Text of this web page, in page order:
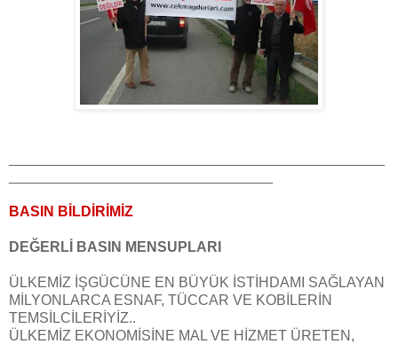
BASIN BİLDİRİMİZ
DEĞERLİ BASIN MENSUPLARI
ÜLKEMİZ İŞGÜCÜNE EN BÜYÜK İSTİHDAMI SAĞLAYAN
MİLYONLARCA ESNAF, TÜCCAR VE KOBİLERİN
TEMSİLCİLERİYİZ..
ÜLKEMİZ EKONOMİSİNE MAL VE HİZMET ÜRETEN,